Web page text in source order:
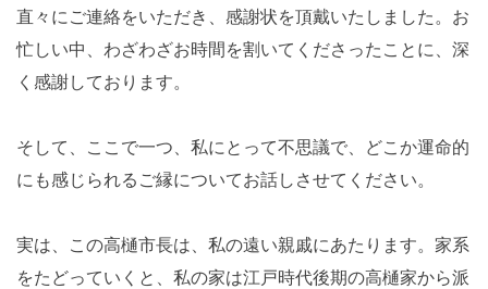
直々にご連絡をいただき、感謝状を頂戴いたしました。お
忙しい中、わざわざお時間を割いてくださったことに、深
く感謝しております。
そして、ここで一つ、私にとって不思議で、どこか運命的
にも感じられるご縁についてお話しさせてください。
実は、この高樋市長は、私の遠い親戚にあたります。家系
をたどっていくと、私の家は江戸時代後期の高樋家から派